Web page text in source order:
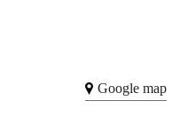
Google map